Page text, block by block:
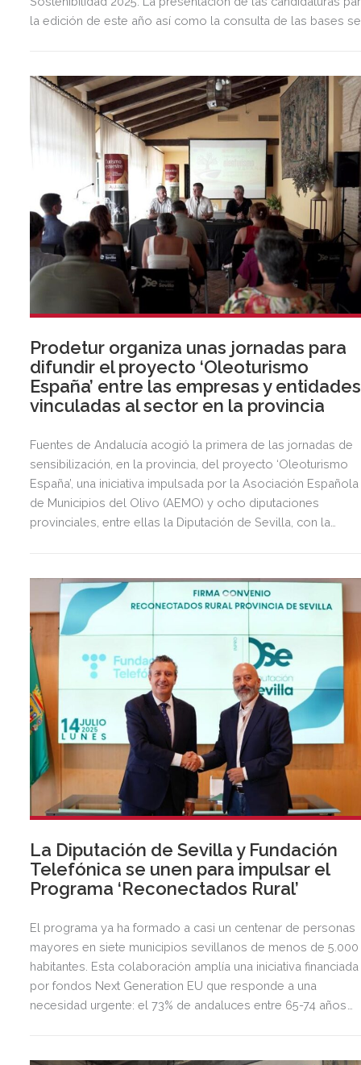
la edición de este año así como la consulta de las bases se
Prodetur organiza unas jornadas para
difundir el proyecto ‘Oleoturismo
España’ entre las empresas y entidades
vinculadas al sector en la provincia
Fuentes de Andalucía acogió la primera de las jornadas de
sensibilización, en la provincia, del proyecto ‘Oleoturismo
España’, una iniciativa impulsada por la Asociación Española
de Municipios del Olivo (AEMO) y ocho diputaciones
provinciales, entre ellas la Diputación de Sevilla, con la
‘Experiencias Turismo España’, financiado con fondos
NextGeneration EU.
La Diputación de Sevilla y Fundación
Telefónica se unen para impulsar el
Programa ‘Reconectados Rural’
El programa ya ha formado a casi un centenar de personas
mayores en siete municipios sevillanos de menos de 5.000
habitantes. Esta colaboración amplía una iniciativa financiada
por fondos Next Generation EU que responde a una
necesidad urgente: el 73% de andaluces entre 65-74 años